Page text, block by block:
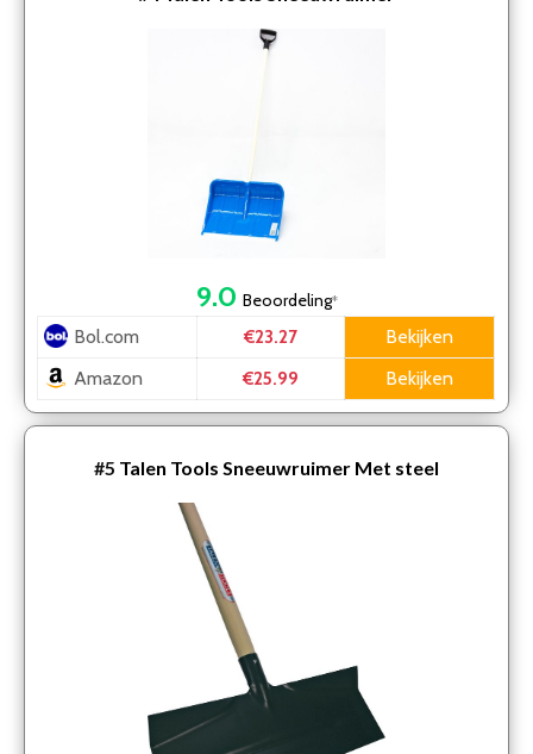
9.0 Beoordeling*
Bol.com €23.27
Bekijken
Amazon
€25.99 Bekijken
#5 Talen Tools Sneeuwruimer Met steel